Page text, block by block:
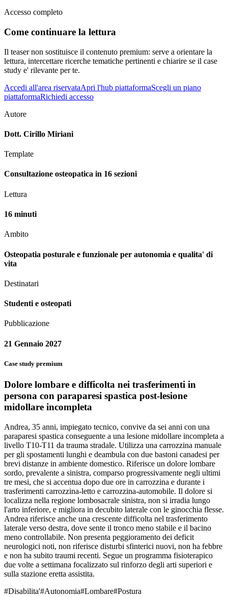
Accesso completo
Come continuare la lettura
Il teaser non sostituisce il contenuto premium: serve a orientare la
lettura, intercettare ricerche tematiche pertinenti e chiarire se il case
study e' rilevante per te.
Accedi all'area riservataApri l'hub piattaformaScegli un piano
piattaformaRichiedi accesso
Autore
Dott. Cirillo Miriani
Template
Consultazione osteopatica in 16 sezioni
Lettura
16 minuti
Ambito
Osteopatia posturale e funzionale per autonomia e qualita' di
vita
Destinatari
Studenti e osteopati
Pubblicazione
21 Gennaio 2027
Case study premium
Dolore lombare e difficolta nei trasferimenti in
persona con paraparesi spastica post-lesione
midollare incompleta
Andrea, 35 anni, impiegato tecnico, convive da sei anni con una
paraparesi spastica conseguente a una lesione midollare incompleta a
livello T10-T11 da trauma stradale. Utilizza una carrozzina manuale
per gli spostamenti lunghi e deambula con due bastoni canadesi per
brevi distanze in ambiente domestico. Riferisce un dolore lombare
sordo, prevalente a sinistra, comparso progressivamente negli ultimi
tre mesi, che si accentua dopo due ore in carrozzina e durante i
trasferimenti carrozzina-letto e carrozzina-automobile. Il dolore si
localizza nella regione lombosacrale sinistra, non si irradia lungo
l'arto inferiore, e migliora in decubito laterale con le ginocchia flesse.
Andrea riferisce anche una crescente difficolta nel trasferimento
laterale verso destra, dove sente il tronco meno stabile e il bacino
meno controllabile. Non presenta peggioramento dei deficit
neurologici noti, non riferisce disturbi sfinterici nuovi, non ha febbre
e non ha subito traumi recenti. Segue un programma fisioterapico
due volte a settimana focalizzato sul rinforzo degli arti superiori e
sulla stazione eretta assistita.
#Disabilita'#Autonomia#Lombare#Postura